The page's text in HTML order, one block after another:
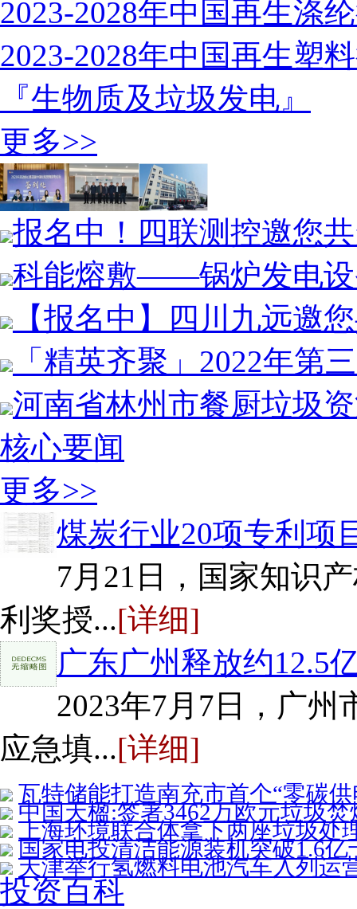
2023-2028年中国再生涤
2023-2028年中国再生塑
『生物质及垃圾发电』
更多>>
报名中！四联测控邀您
科能熔敷——锅炉发电设
【报名中】四川九远邀
「精英齐聚」2022年第
河南省林州市餐厨垃圾
核心要闻
更多>>
煤炭行业20项专利项
7月21日，国家知识
利奖授...[详细]
广东广州释放约12.5
2023年7月7日，广
应急填...[详细]
瓦特储能打造南充市首个“零碳供
中国天楹:签署3462万欧元垃圾
上海环境联合体拿下两座垃圾处
国家电投清洁能源装机突破1.6亿
天津举行氢燃料电池汽车入列运
投资百科